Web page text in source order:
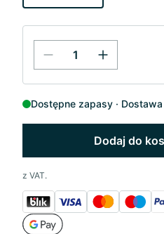
Dostępne zapasy
Dodaj do
z VAT.